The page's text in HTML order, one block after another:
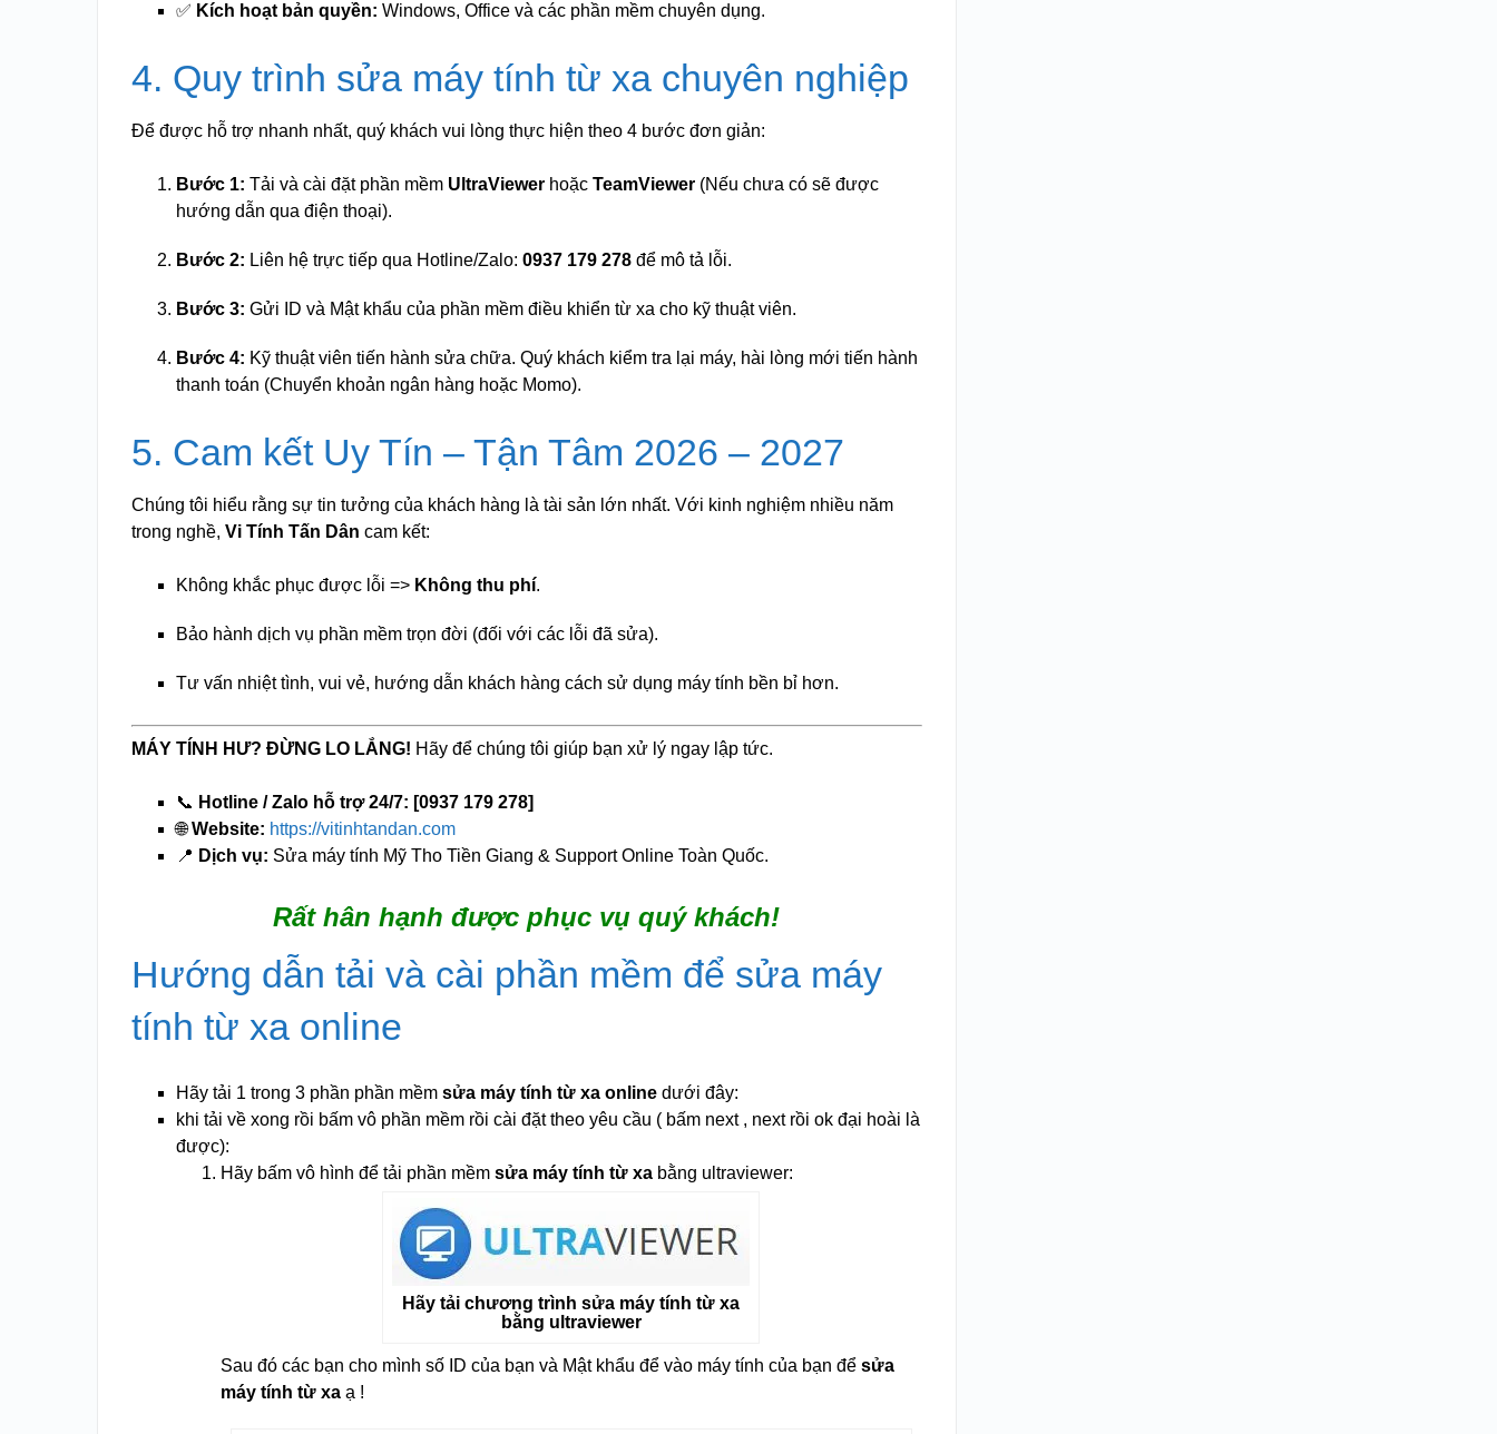
✅ Kích hoạt bản quyền: Windows, Office và các phần mềm chuyên dụng.
4. Quy trình sửa máy tính từ xa chuyên nghiệp
Để được hỗ trợ nhanh nhất, quý khách vui lòng thực hiện theo 4 bước đơn giản:
Bước 1: Tải và cài đặt phần mềm UltraViewer hoặcTeamViewer (Nếu chưa có sẽ được
hướng dẫn qua điện thoại).
Bước 2: Liên hệ trực tiếp qua Hotline/Zalo:0937 179 278 để mô tả lỗi.
Bước 3: Gửi ID và Mật khẩu của phần mềm điều khiển từ xa cho kỹ thuật viên.
Bước 4: Kỹ thuật viên tiến hành sửa chữa. Quý khách kiểm tra lại máy, hài lòng mới tiến hành
thanh toán (Chuyển khoản ngân hàng hoặc Momo).
5. Cam kết Uy Tín – Tận Tâm 2026 – 2027
Chúng tôi hiểu rằng sự tin tưởng của khách hàng là tài sản lớn nhất. Với kinh nghiệm nhiều năm
trong nghề,Vi Tính Tấn Dân cam kết:
Không khắc phục được lỗi => Không thu phí.
Bảo hành dịch vụ phần mềm trọn đời (đối với các lỗi đã sửa).
Tư vấn nhiệt tình, vui vẻ, hướng dẫn khách hàng cách sử dụng máy tính bền bỉ hơn.
MÁY TÍNH HƯ? ĐỪNG LO LẮNG! Hãy để chúng tôi giúp bạn xử lý ngay lập tức.
📞 Hotline / Zalo hỗ trợ 24/7: [0937 179 278]
🌐Website: https://vitinhtandan.com
📍 Dịch vụ: Sửa máy tính Mỹ Tho Tiền Giang & Support Online Toàn Quốc.
Rất hân hạnh được phục vụ quý khách!
Hướng dẫn tải và cài phần mềm để sửa máy
tính từ xa online
Hãy tải 1 trong 3 phần phần mềmsửa máy tính từ xa onlinedưới đây:
khi tải về xong rồi bấm vô phần mềm rồi cài đặt theo yêu cầu ( bấm next , next rồi ok đại hoài là
được):
Hãy bấm vô hình để tải phần mềmsửa máy tính từ xa bằng ultraviewer:
Hãy tải chương trình sửa máy tính từ xa
bằng ultraviewer
Sau đó các bạn cho mình số ID của bạn và Mật khẩu để vào máy tính của bạn đểsửa
máy tính từ xa ạ !